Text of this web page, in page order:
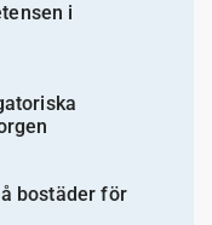
i
bostäder för